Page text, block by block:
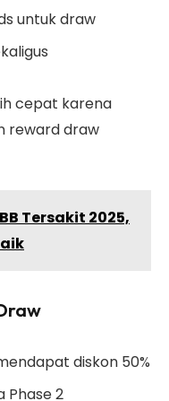
untuk draw
cepat karena
reward draw
Tersakit 2025,
diskon 50%
Phase 2